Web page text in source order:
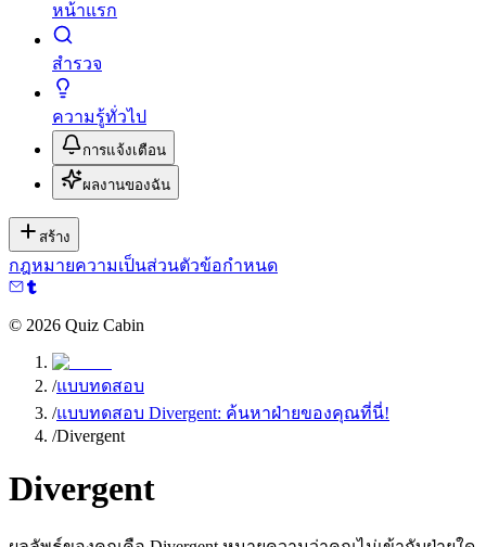
หน้าแรก
สำรวจ
ความรู้ทั่วไป
การแจ้งเตือน
ผลงานของฉัน
สร้าง
กฎหมายความเป็นส่วนตัวข้อกำหนด
© 2026 Quiz Cabin
/แบบทดสอบ
/แบบทดสอบ Divergent: ค้นหาฝ่ายของคุณที่นี่!
/Divergent
Divergent